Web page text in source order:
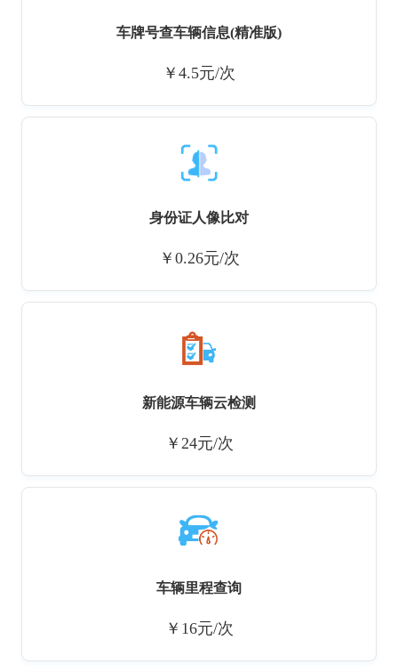
车牌号查车辆信息(精准版)
￥4.5元/次
身份证人像比对
￥0.26元/次
新能源车辆云检测
￥24元/次
车辆里程查询
￥16元/次